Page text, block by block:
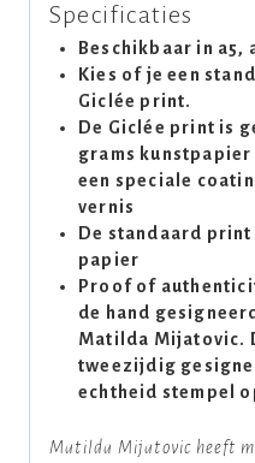
Specificaties
Beschikbaar in a5,
Kies of je een
Giclée print.
De Giclée print is
grams kunstpapier
een speciale
vernis
De standaard print
papier
Proof of
de hand
Matilda Mijatovic.
tweezijdig
echtheid stempel
Matilda Mijatovic heeft